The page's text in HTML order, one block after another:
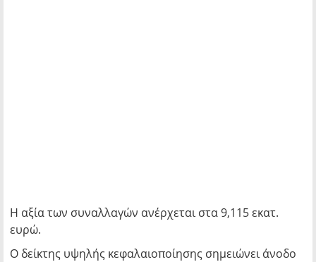
Η αξία των συναλλαγών ανέρχεται στα 9,115 εκατ.
ευρώ.
Ο δείκτης υψηλής κεφαλαιοποίησης σημειώνει άνοδο